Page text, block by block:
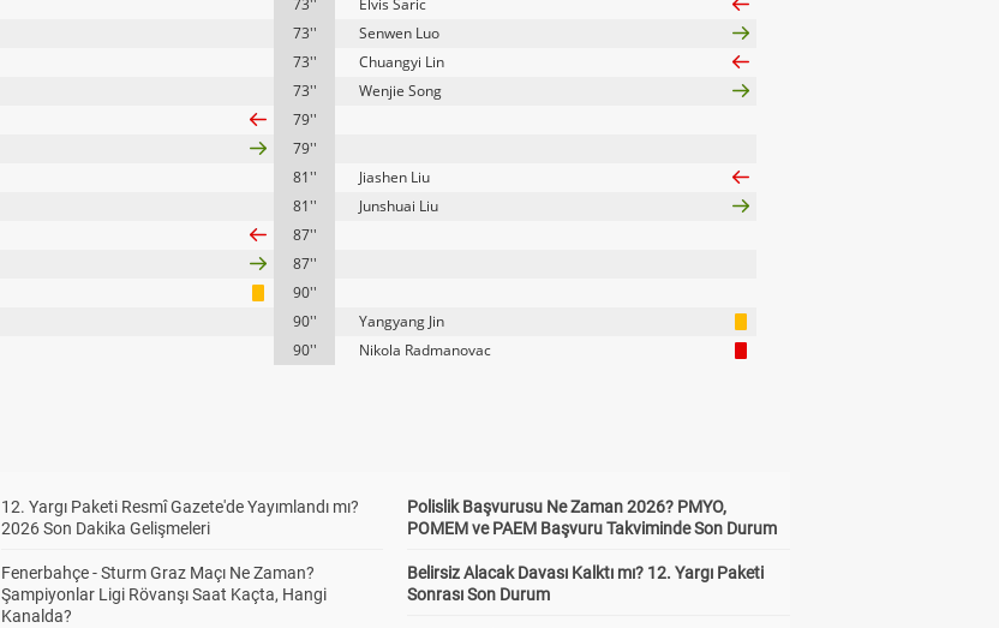
73''
Elvis Saric
73''
Senwen Luo
73''
Chuangyi Lin
73''
Wenjie Song
79''
79''
81''
Jiashen Liu
81''
Junshuai Liu
87''
87''
90''
90''
Yangyang Jin
90''
Nikola Radmanovac
12. Yargı Paketi Resmî Gazete'de Yayımlandı mı?
2026 Son Dakika Gelişmeleri
Fenerbahçe - Sturm Graz Maçı Ne Zaman?
Şampiyonlar Ligi Rövanşı Saat Kaçta, Hangi
Kanalda?
Polislik Başvurusu Ne Zaman 2026? PMYO,
POMEM ve PAEM Başvuru Takviminde Son Durum
Belirsiz Alacak Davası Kalktı mı? 12. Yargı Paketi
Sonrası Son Durum